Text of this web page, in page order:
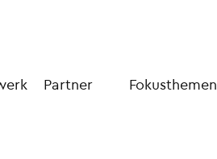
Partner Fokusthemen